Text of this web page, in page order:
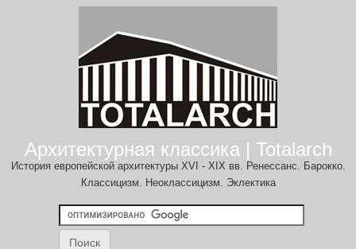
Архитектурная классика | Totalarch
История европейской архитектуры XVI - XIX вв. Ренессанс. Барокко.
Классицизм. Неоклассицизм. Эклектика